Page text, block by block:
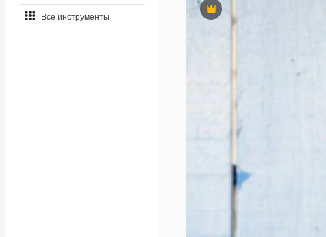
Все инструменты
Премиум